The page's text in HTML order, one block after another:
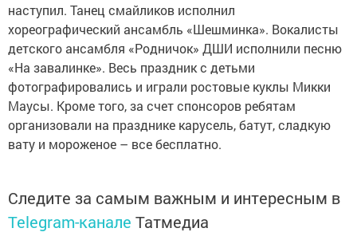
наступил. Танец смайликов исполнил
хореографический ансамбль «Шешминка». Вокалисты
детского ансамбля «Родничок» ДШИ исполнили песню
«На завалинке». Весь праздник с детьми
фотографировались и играли ростовые куклы Микки
Маусы. Кроме того, за счет спонсоров ребятам
организовали на празднике карусель, батут, сладкую
вату и мороженое – все бесплатно.
Следите за самым важным и интересным в
Telegram-канале Татмедиа